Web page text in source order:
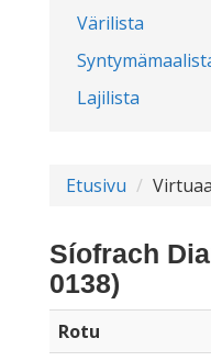
Värilista
Lajilista
Etusivu
Síofrach
0138)
Rotu